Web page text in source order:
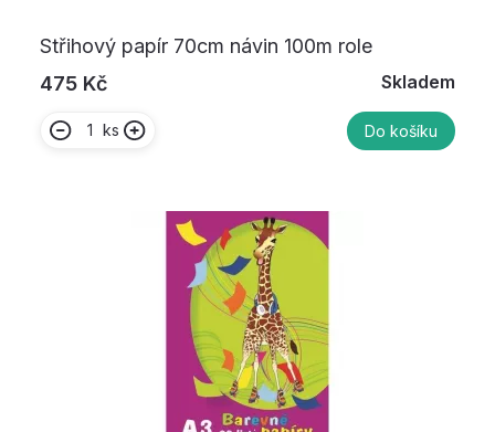
Střihový papír 70cm návin 100m role
475 Kč
Skladem
ks Do košíku